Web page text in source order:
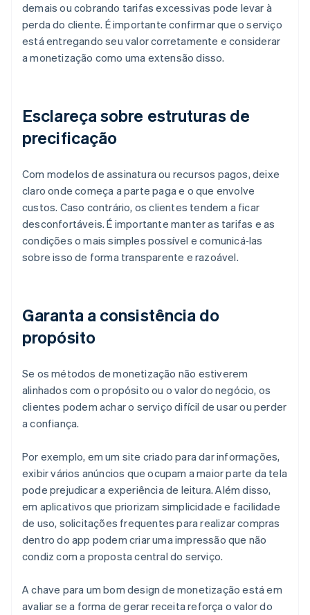
demais ou cobrando tarifas excessivas pode levar à
perda do cliente. É importante confirmar que o serviço
está entregando seu valor corretamente e considerar
a monetização como uma extensão disso.
Esclareça sobre estruturas de
precificação
Com modelos de assinatura ou recursos pagos, deixe
claro onde começa a parte paga e o que envolve
custos. Caso contrário, os clientes tendem a ficar
desconfortáveis. É importante manter as tarifas e as
condições o mais simples possível e comunicá‑las
sobre isso de forma transparente e razoável.
Garanta a consistência do
propósito
Se os métodos de monetização não estiverem
alinhados com o propósito ou o valor do negócio, os
clientes podem achar o serviço difícil de usar ou perder
a confiança.
Por exemplo, em um site criado para dar informações,
exibir vários anúncios que ocupam a maior parte da tela
pode prejudicar a experiência de leitura. Além disso,
em aplicativos que priorizam simplicidade e facilidade
de uso, solicitações frequentes para realizar compras
dentro do app podem criar uma impressão que não
condiz com a proposta central do serviço.
A chave para um bom design de monetização está em
avaliar se a forma de gerar receita reforça o valor do